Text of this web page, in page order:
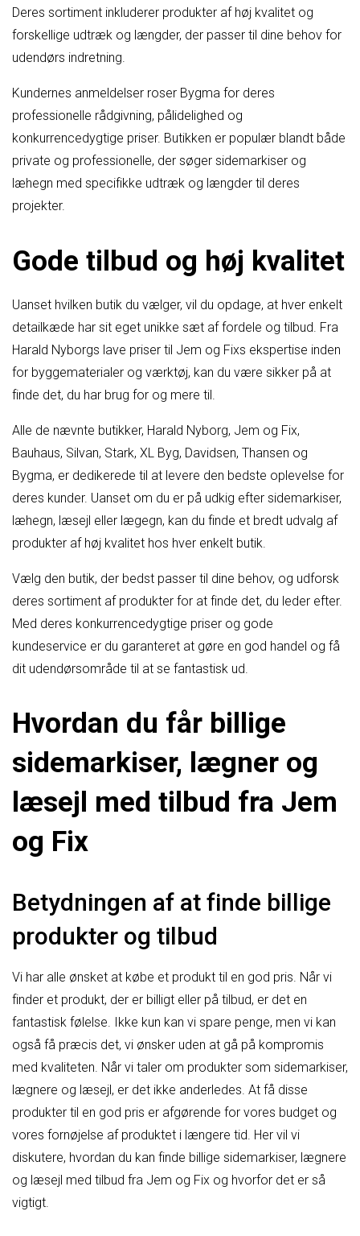
Deres sortiment inkluderer produkter af høj kvalitet og
forskellige udtræk og længder, der passer til dine behov for
udendørs indretning.
Kundernes anmeldelser roser Bygma for deres
professionelle rådgivning, pålidelighed og
konkurrencedygtige priser. Butikken er populær blandt både
private og professionelle, der søger sidemarkiser og
læhegn med specifikke udtræk og længder til deres
projekter.
Gode tilbud og høj kvalitet
Uanset hvilken butik du vælger, vil du opdage, at hver enkelt
detailkæde har sit eget unikke sæt af fordele og tilbud. Fra
Harald Nyborgs lave priser til Jem og Fixs ekspertise inden
for byggematerialer og værktøj, kan du være sikker på at
finde det, du har brug for og mere til.
Alle de nævnte butikker, Harald Nyborg, Jem og Fix,
Bauhaus, Silvan, Stark, XL Byg, Davidsen, Thansen og
Bygma, er dedikerede til at levere den bedste oplevelse for
deres kunder. Uanset om du er på udkig efter sidemarkiser,
læhegn, læsejl eller lægegn, kan du finde et bredt udvalg af
produkter af høj kvalitet hos hver enkelt butik.
Vælg den butik, der bedst passer til dine behov, og udforsk
deres sortiment af produkter for at finde det, du leder efter.
Med deres konkurrencedygtige priser og gode
kundeservice er du garanteret at gøre en god handel og få
dit udendørsområde til at se fantastisk ud.
Hvordan du får billige
sidemarkiser, lægner og
læsejl med tilbud fra Jem
og Fix
Betydningen af ​​at finde billige
produkter og tilbud
Vi har alle ønsket at købe et produkt til en god pris. Når vi
finder et produkt, der er billigt eller på tilbud, er det en
fantastisk følelse. Ikke kun kan vi spare penge, men vi kan
også få præcis det, vi ønsker uden at gå på kompromis
med kvaliteten. Når vi taler om produkter som sidemarkiser,
lægnere og læsejl, er det ikke anderledes. At få disse
produkter til en god pris er afgørende for vores budget og
vores fornøjelse af produktet i længere tid. Her vil vi
diskutere, hvordan du kan finde billige sidemarkiser, lægnere
og læsejl med tilbud fra Jem og Fix og hvorfor det er så
vigtigt.